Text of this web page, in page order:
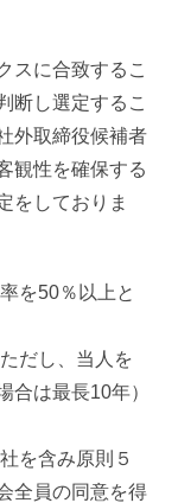
スに合致するこ
断し選定するこ
外取締役候補者
観性を確保する
をしておりま
を50％以上と
だし、当人を
合は最長10年）
を含み原則５
全員の同意を得